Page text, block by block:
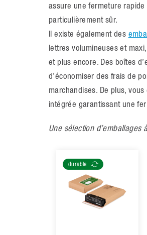
assure une fermeture
particulièrement sûr.
Il existe également des
lettres volumineuses et
et plus encore. Des boîtes
d’économiser des frais de
marchandises. De plus,
intégrée garantissant une
Une sélection
durable